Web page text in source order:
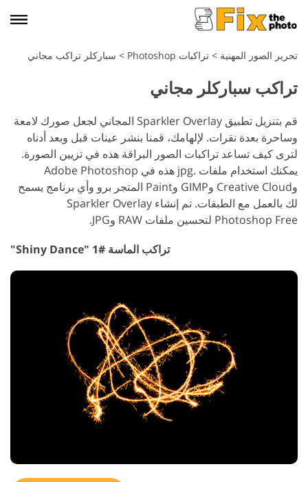
تحرير الصور المهنية > تراكبات Photoshop > سباركلر تراكب مجاني
تراكب سباركلر مجاني
قم بتنزيل تطبيق Sparkler Overlay المجاني لجعل صورك لامعة
وساحرة بعدة نقرات. لإلهامك، قمنا بنشر عينات قبل وبعد أدناه
لترى كيف تساعد تراكبات الصور البراقة هذه في تزيين الصورة.
يمكنك استخدام ملفات .jpg هذه في Adobe Photoshop
وCreative Cloud وGIMP وPaint المتجر برو وأي برنامج يسمح
لك بالعمل مع الطبقات. تم إنشاء Sparkler Overlay
Photoshop Free لتحسين ملفات RAW وJPG.
تراكب الماسة #1 "Shiny Dance"